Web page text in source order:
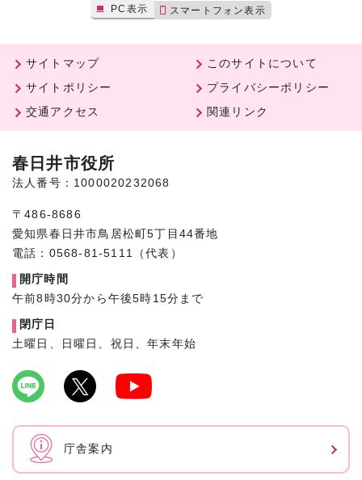
PC表示 スマートフォン表示
サイトマップ
このサイトについて
サイトポリシー
プライバシーポリシー
交通アクセス
関連リンク
春日井市役所
法人番号：1000020232068
〒486-8686
愛知県春日井市鳥居松町5丁目44番地
電話：0568-81-5111（代表）
開庁時間
午前8時30分から午後5時15分まで
閉庁日
土曜日、日曜日、祝日、年末年始
庁舎案内